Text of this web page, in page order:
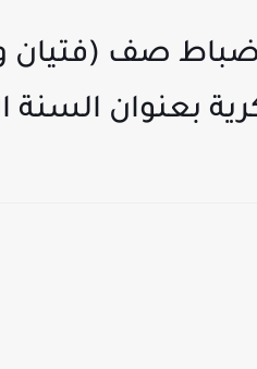
ضباط صف (فتيان
السنة الدراسية